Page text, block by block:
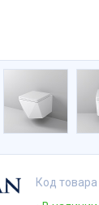
Код товара